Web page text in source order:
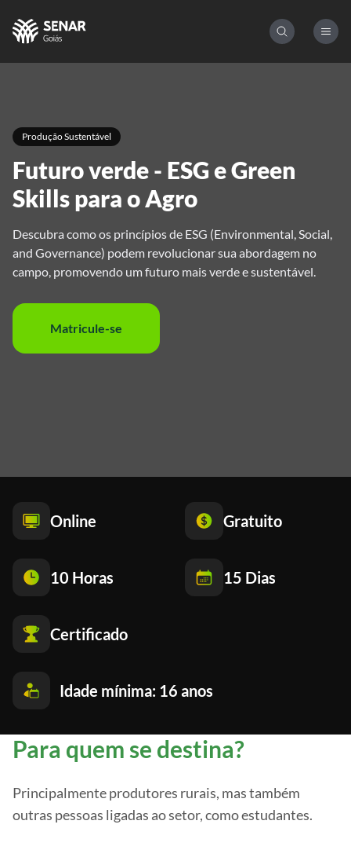
Produção Sustentável
Futuro verde - ESG e Green
Skills para o Agro
Descubra como os princípios de ESG (Environmental, Social,
and Governance) podem revolucionar sua abordagem no
campo, promovendo um futuro mais verde e sustentável.
Matricule-se
Online Gratuito
10 Horas 15 Dias
Certificado
Idade mínima: 16 anos
Para quem se destina?
Principalmente produtores rurais, mas também
outras pessoas ligadas ao setor, como estudantes.